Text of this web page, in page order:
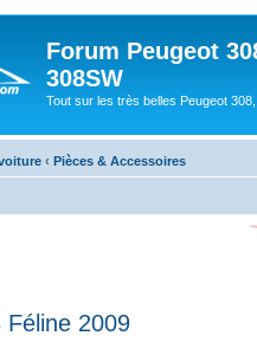
Forum Peugeot
308SW
Tout sur les très belles Peugeot
‹ Pièces & Accessoires
Féline 2009